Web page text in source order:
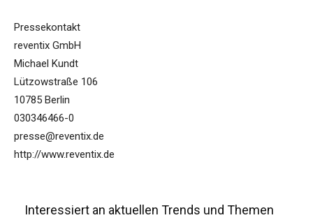
Pressekontakt
reventix GmbH
Michael Kundt
Lützowstraße 106
10785 Berlin
030346466-0
presse@reventix.de
http://www.reventix.de
Interessiert an aktuellen Trends und Themen